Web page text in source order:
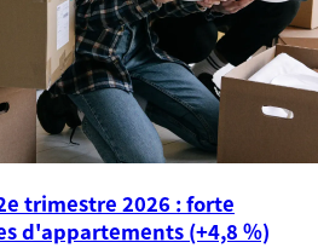
trimestre 2026 : forte
d'appartements (+4,8 %)